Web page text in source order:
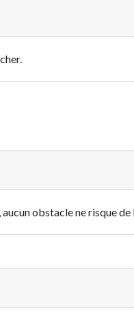
obstacle ne risque